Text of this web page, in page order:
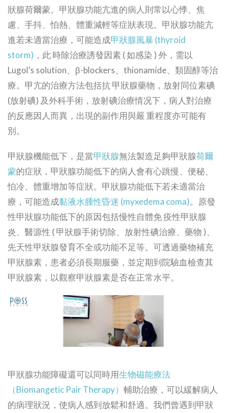
狀腺荷爾蒙。甲狀腺功能亢進的病人則常以心悸、焦
慮、手抖、怕熱、體重減輕等症狀表現。甲狀腺功能亢
進若未適當治療，可能造成甲狀腺風暴 (thyroid
storm) ，此 時除治療誘發因素 ( 如感染 ) 外，需以
Lugol’s solution、β-blockers、thionamide、類固醇等治
療。甲亢的治療方法包括抗 甲狀腺藥物，放射同位素碘
(放射碘) 及外科手術，放射碘治療情况下，病人對治療
的反應因人而異，出現的副作用與嚴 重程度亦可能有
別。
甲狀腺機能低下，是當甲狀腺無法製造足夠甲狀腺荷爾
蒙的症狀，甲狀腺功能低下的病人會有心跳慢、便秘、
怕冷、體重增加等症狀。甲狀腺功能低下若未適當治
療，可能造成黏液水腫性昏迷 (myxedema coma)。原發
性甲狀腺功能低下的原因包括慢性自體免 疫性甲狀腺
炎、醫源性 ( 甲狀腺手術切除、放射性碘治療、藥物 )、
先天性甲狀腺發育不全或功能不足等。可透過藥物補充
甲狀腺素，患者必須長期服藥，並定期到院驗血檢查其
甲狀腺素，以觀察甲狀腺素是否在正常水平。
甲狀腺功能障礙還可以同時用生物磁能療法
（Biomangetic Pair Therapy） 輔助治療，可以緩解病人
的病理狀況，使病人感到放鬆和舒適。我們曾遇到甲狀